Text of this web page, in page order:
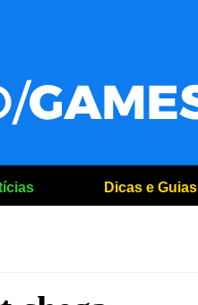
Dicas e Guias